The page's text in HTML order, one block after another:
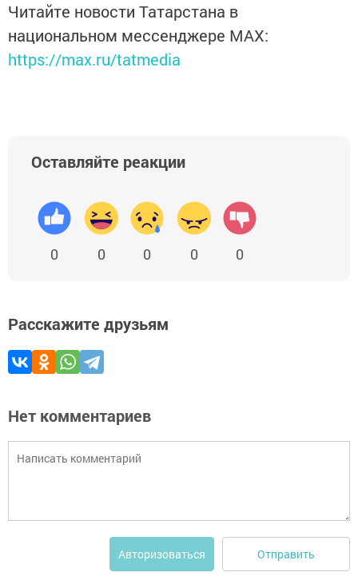
Читайте новости Татарстана в
национальном мессенджере MАХ:
https://max.ru/tatmedia
Оставляйте реакции
0 0 0 0 0
Расскажите друзьям
Нет комментариев
Авторизоваться Отправить